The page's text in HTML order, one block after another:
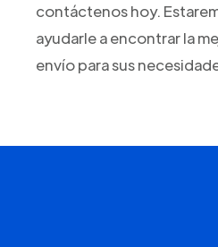
contáctenos hoy.
ayudarle a encontrar la
envío para sus